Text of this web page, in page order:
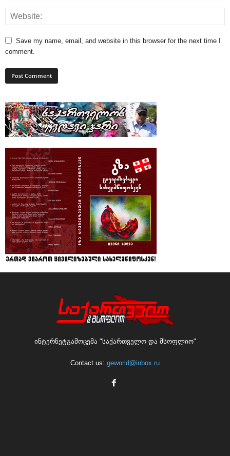
Save my name, email, and website in this browser for the next time I
comment.
ინტერნეტგამოცემა "საქართველო და მსოფლიო"
Contact us: geworld@inbox.ru